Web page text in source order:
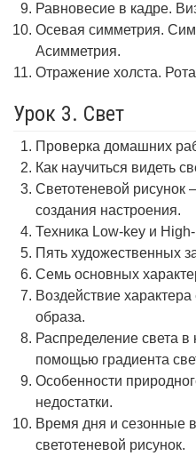
Равновесие в кадре.
Осевая симметрия.
Асимметрия.
Отражение холста.
Урок 3. Свет
Проверка домашних
Как научиться видеть
Светотеневой рисунок
создания настроения.
Техника Low-key и
Пять художественных
Семь основных
Воздействие
образа.
Распределение света
помощью градиента
Особенности
недостатки.
Время дня и сезонные
светотеневой рисунок.